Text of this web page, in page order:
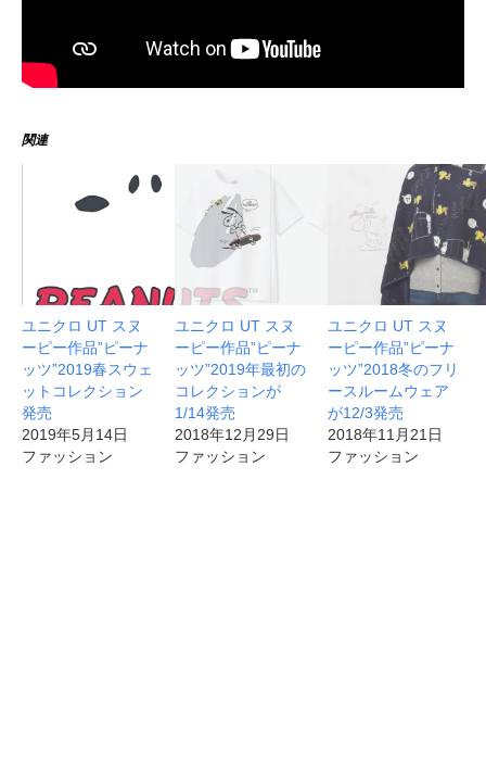
関連
ユニクロ UT スヌ
ーピー作品”ピーナ
ッツ”2019春スウェ
ットコレクション
発売
2019年5月14日
ファッション
ユニクロ UT スヌ
ーピー作品”ピーナ
ッツ”2019年最初の
コレクションが
1/14発売
2018年12月29日
ファッション
ユニクロ UT スヌ
ーピー作品”ピーナ
ッツ”2018冬のフリ
ースルームウェア
が12/3発売
2018年11月21日
ファッション